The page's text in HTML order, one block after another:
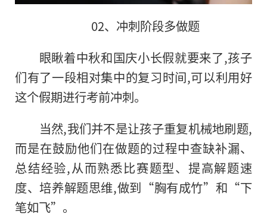
02、冲刺阶段多做题
眼瞅着中秋和国庆小长假就要来了,孩子
们有了一段相对集中的复习时间,可以利用好
这个假期进行考前冲刺。
当然,我们并不是让孩子重复机械地刷题,
而是在鼓励他们在做题的过程中查缺补漏、
总结经验,从而熟悉比赛题型、提高解题速
度、培养解题思维,做到“胸有成竹”和“下
笔如飞”。